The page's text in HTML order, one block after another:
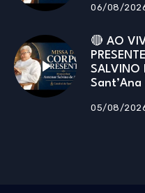
06/08/
🔴 AO
SALVINO
Sant’Ana
05/08/